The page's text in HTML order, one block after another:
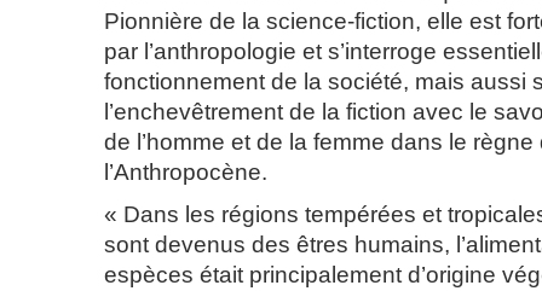
Pionnière de la science-fiction, elle est
par l’anthropologie et s’interroge
fonctionnement de la société, mais aussi
l’enchevêtrement de la fiction avec le
de l’homme et de la femme dans le
l’Anthropocène.
« Dans les régions tempérées et
sont devenus des êtres humains,
espèces était principalement d’origine